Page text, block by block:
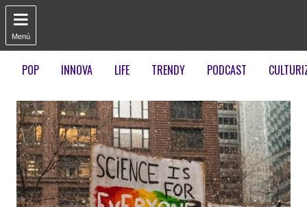

Menú
POP INNOVA LIFE TRENDY PODCAST